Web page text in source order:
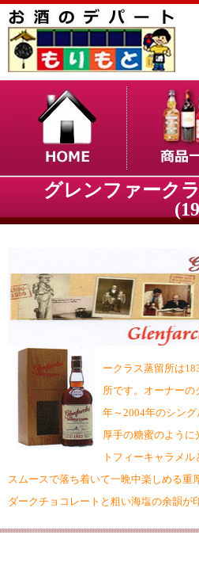
グレンファー
ークラス蒸留所は
所です。オーナー
年～2004年のシン
厚手の糖蜜のよう
トフィーキャラメ
スムースで落ち着いて一晩中楽しめる
ダークチョコレートと粗い海塩の余韻